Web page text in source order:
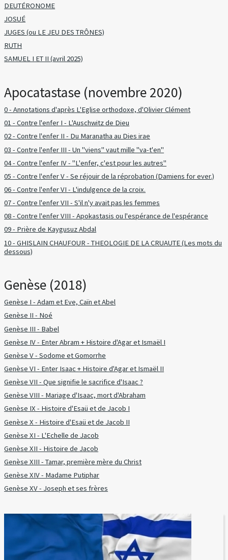
DEUTÉRONOME
JOSUÉ
JUGES (ou LE JEU DES TRÔNES)
RUTH
SAMUEL I ET II (avril 2025)
Apocatastase (novembre 2020)
0 - Annotations d'après L'Eglise orthodoxe, d'Olivier Clément
01 - Contre l'enfer I - L'Auschwitz de Dieu
02 - Contre l'enfer II - Du Maranatha au Dies irae
03 - Contre l'enfer III - Un "viens" vaut mille "va-t'en"
04 - Contre l'enfer IV - "L'enfer, c'est pour les autres"
05 - Contre l'enfer V - Se réjouir de la réprobation (Damiens for ever.)
06 - Contre l'enfer VI - L'indulgence de la croix.
07 - Contre l'enfer VII - S'il n'y avait pas les femmes
08 - Contre l'enfer VIII - Apokastasis ou l'espérance de l'espérance
09 - Prière de Kaygusuz Abdal
10 - GHISLAIN CHAUFOUR - THEOLOGIE DE LA CRUAUTE (Les mots du
dessous)
Genèse (2018)
Genèse I - Adam et Eve, Caïn et Abel
Genèse II - Noé
Genèse III - Babel
Genèse IV - Enter Abram + Histoire d'Agar et Ismaël I
Genèse V - Sodome et Gomorrhe
Genèse VI - Enter Isaac + Histoire d'Agar et Ismaël II
Genèse VII - Que signifie le sacrifice d'Isaac ?
Genèse VIII - Mariage d'Isaac, mort d'Abraham
Genèse IX - Histoire d'Esaü et de Jacob I
Genèse X - Histoire d'Esaü et de Jacob II
Genèse XI - L'Echelle de Jacob
Genèse XII - Histoire de Jacob
Genèse XIII - Tamar, première mère du Christ
Genèse XIV - Madame Putiphar
Genèse XV - Joseph et ses frères